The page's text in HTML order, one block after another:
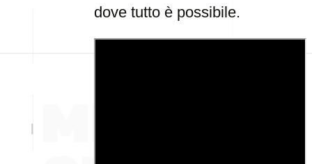
dove tutto è possibile.